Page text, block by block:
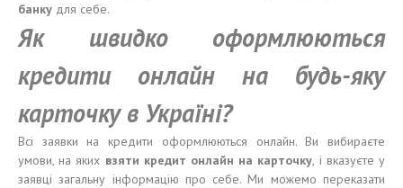
банку для себе.
Як швидко оформлюються
кредити онлайн на будь-яку
карточку в Україні?
Всі заявки на кредити оформлюються онлайн. Ви вибираєте
умови, на яких взяти кредит онлайн на карточку, і вказуєте у
заявці загальну інформацію про себе. Ми можемо переказати